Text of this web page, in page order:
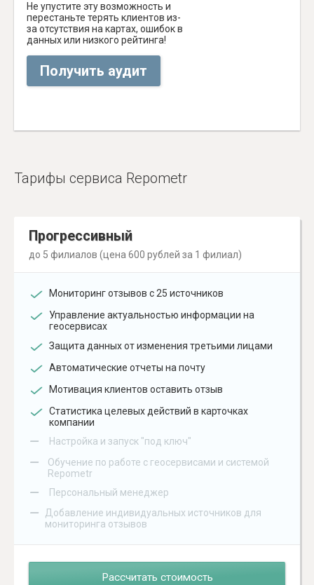
Не упустите эту возможность и
перестаньте терять клиентов из-
за отсутствия на картах, ошибок в
данных или низкого рейтинга!
Получить аудит
Тарифы сервиса Repometr
Прогрессивный
до 5 филиалов (цена 600 рублей за 1 филиал)
Мониторинг отзывов с 25 источников
Управление актуальностью информации на
геосервисах
Защита данных от изменения третьими лицами
Автоматические отчеты на почту
Мотивация клиентов оставить отзыв
Статистика целевых действий в карточках
компании
– Настройка и запуск "под ключ"
–
Обучение по работе с геосервисами и системой
Repometr
– Персональный менеджер
–
Добавление индивидуальных источников для
мониторинга отзывов
Рассчитать стоимость